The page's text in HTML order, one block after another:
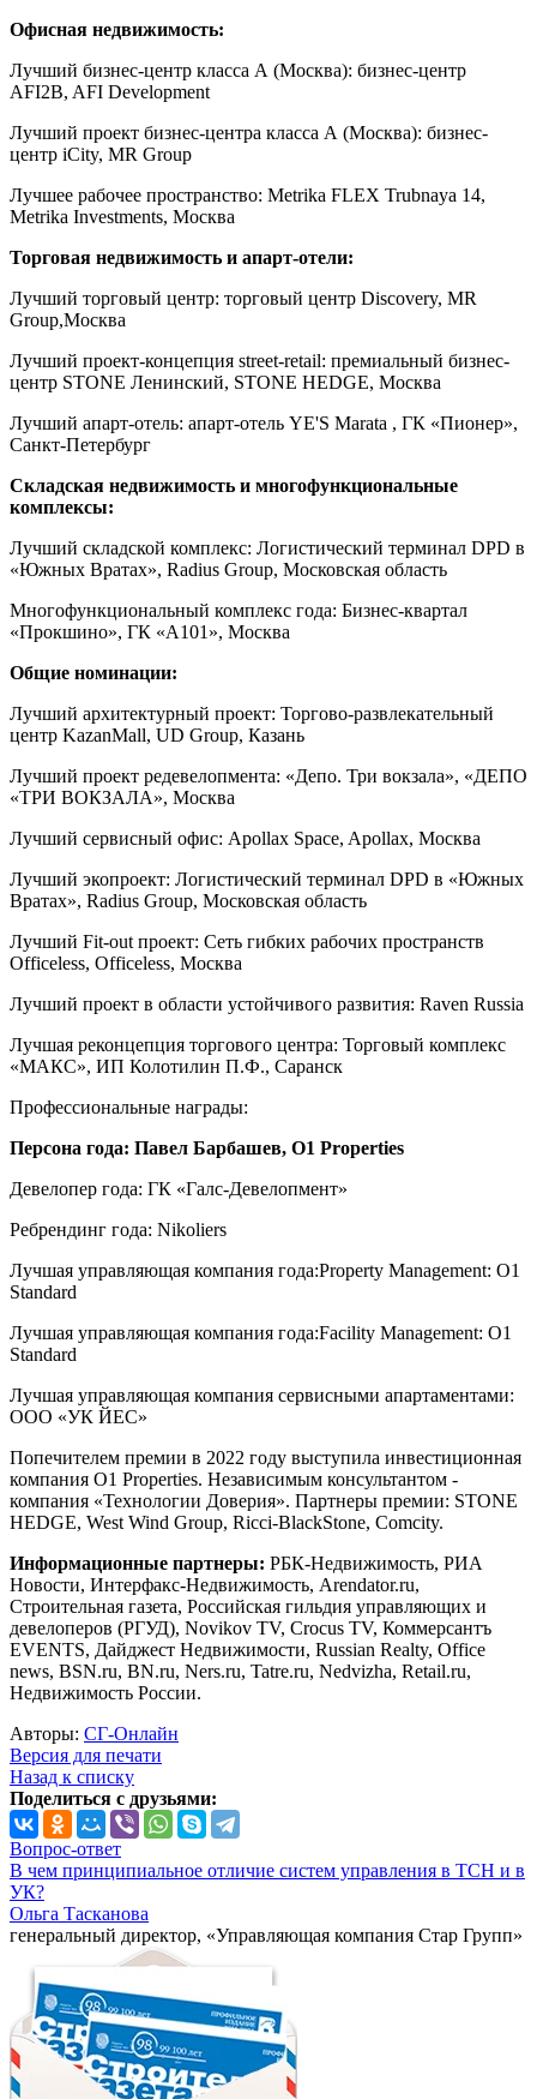
Офисная недвижимость:
Лучший бизнес-центр класса А (Москва): бизнес-центр
AFI2B, AFI Development
Лучший проект бизнес-центра класса А (Москва): бизнес-
центр iCity, MR Group
Лучшее рабочее пространство: Metrika FLEX Trubnaya 14,
Metrika Investments, Москва
Торговая недвижимость и апарт-отели:
Лучший торговый центр: торговый центр Discovery, MR
Group,Москва
Лучший проект-концепция street-retail: премиальный бизнес-
центр STONE Ленинский, STONE HEDGE, Москва
Лучший апарт-отель: апарт-отель YE'S Marata , ГК «Пионер»,
Санкт-Петербург
Складская недвижимость и многофункциональные
комплексы:
Лучший складской комплекс: Логистический терминал DPD в
«Южных Вратах», Radius Group, Московская область
Многофункциональный комплекс года: Бизнес-квартал
«Прокшино», ГК «А101», Москва
Общие номинации:
Лучший архитектурный проект: Торгово-развлекательный
центр KazanMall, UD Group, Казань
Лучший проект редевелопмента: «Депо. Три вокзала», «ДЕПО
«ТРИ ВОКЗАЛА», Москва
Лучший сервисный офис: Apollax Space, Apollax, Москва
Лучший экопроект: Логистический терминал DPD в «Южных
Вратах», Radius Group, Московская область
Лучший Fit-out проект: Сеть гибких рабочих пространств
Officeless, Officeless, Москва
Лучший проект в области устойчивого развития: Raven Russia
Лучшая реконцепция торгового центра: Торговый комплекс
«МАКС», ИП Колотилин П.Ф., Саранск
Профессиональные награды:
Персона года: Павел Барбашев, O1 Properties
Девелопер года: ГК «Галс-Девелопмент»
Ребрендинг года: Nikoliers
Лучшая управляющая компания года:Property Management: O1
Standard
Лучшая управляющая компания года:Facility Management: O1
Standard
Лучшая управляющая компания сервисными апартаментами:
ООО «УК ЙЕС»
Попечителем премии в 2022 году выступила инвестиционная
компания O1 Properties. Независимым консультантом -
компания «Технологии Доверия». Партнеры премии: STONE
HEDGE, West Wind Group, Ricci-BlackStone, Comcity.
Информационные партнеры: РБК-Недвижимость, РИА
Новости, Интерфакс-Недвижимость, Arendator.ru,
Строительная газета, Российская гильдия управляющих и
девелоперов (РГУД), Novikov TV, Crocus TV, Коммерсантъ
EVENTS, Дайджест Недвижимости, Russian Realty, Office
news, BSN.ru, BN.ru, Ners.ru, Tatre.ru, Nedvizha, Retail.ru,
Недвижимость России.
Авторы: СГ-Онлайн
Версия для печати
Назад к списку
Поделиться с друзьями:
Вопрос-ответ
В чем принципиальное отличие систем управления в ТСН и в
УК?
Ольга Тасканова
генеральный директор, «Управляющая компания Стар Групп»